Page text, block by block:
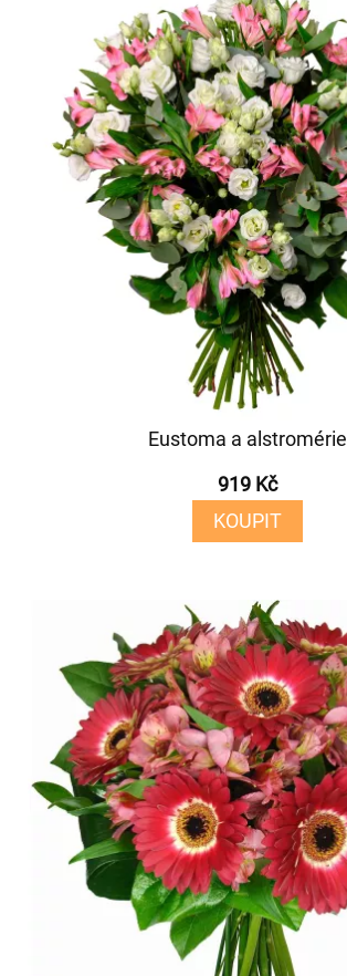
Eustoma a alstromérie
919 Kč
KOUPIT